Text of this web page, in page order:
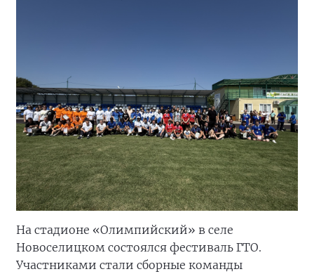
На стадионе «Олимпийский» в селе
Новоселицком состоялся фестиваль ГТО.
Участниками стали сборные команды